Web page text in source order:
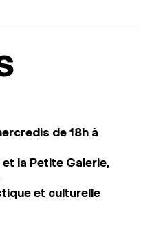
de 18h à
la Petite Galerie,
et culturelle